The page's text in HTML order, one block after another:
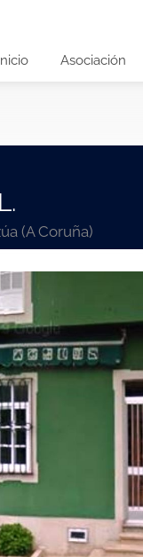
Asociación
(A Coruña)